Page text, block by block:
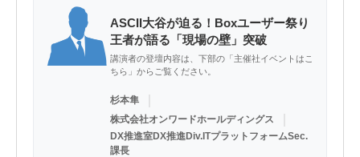
ASCII大谷が迫る！Boxユーザー祭り
王者が語る「現場の壁」突破
講演者の登壇内容は、下部の「主催社イベントはこ
ちら」からご覧ください。
杉本隼
株式会社オンワードホールディングス
DX推進室DX推進Div.ITプラットフォームSec.
課長